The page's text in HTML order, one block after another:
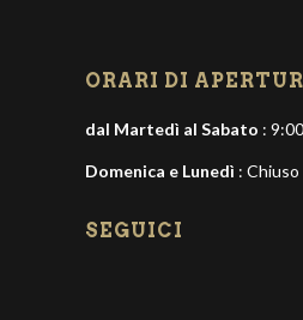
ORARI DI
dal Martedì al Sabato :
Domenica e Lunedì : Chiuso
SEGUICI